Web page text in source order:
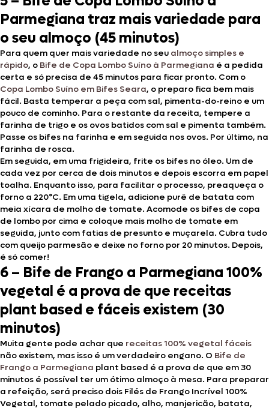
Parmegiana traz mais variedade para
o seu almoço (45 minutos)
Para quem quer mais variedade no seu almoço simples e
rápido, o Bife de Copa Lombo Suíno à Parmegiana é a pedida
certa e só precisa de 45 minutos para ficar pronto. Com o
Copa Lombo Suíno em Bifes Seara, o preparo fica bem mais
fácil. Basta temperar a peça com sal, pimenta-do-reino e um
pouco de cominho. Para o restante da receita, tempere a
farinha de trigo e os ovos batidos com sal e pimenta também.
Passe os bifes na farinha e em seguida nos ovos. Por último, na
farinha de rosca.
Em seguida, em uma frigideira, frite os bifes no óleo. Um de
cada vez por cerca de dois minutos e depois escorra em papel
toalha. Enquanto isso, para facilitar o processo, preaqueça o
forno a 220°C. Em uma tigela, adicione purê de batata com
meia xícara de molho de tomate. Acomode os bifes de copa
de lombo por cima e coloque mais molho de tomate em
seguida, junto com fatias de presunto e muçarela. Cubra tudo
com queijo parmesão e deixe no forno por 20 minutos. Depois,
é só comer!
6 – Bife de Frango a Parmegiana 100%
vegetal é a prova de que receitas
plant based e fáceis existem (30
minutos)
Muita gente pode achar que receitas 100% vegetal fáceis
não existem, mas isso é um verdadeiro engano. O Bife de
Frango a Parmegiana plant based é a prova de que em 30
minutos é possível ter um ótimo almoço à mesa. Para preparar
a refeição, será preciso dois Filés de Frango Incrível 100%
Vegetal, tomate pelado picado, alho, manjericão, batata,